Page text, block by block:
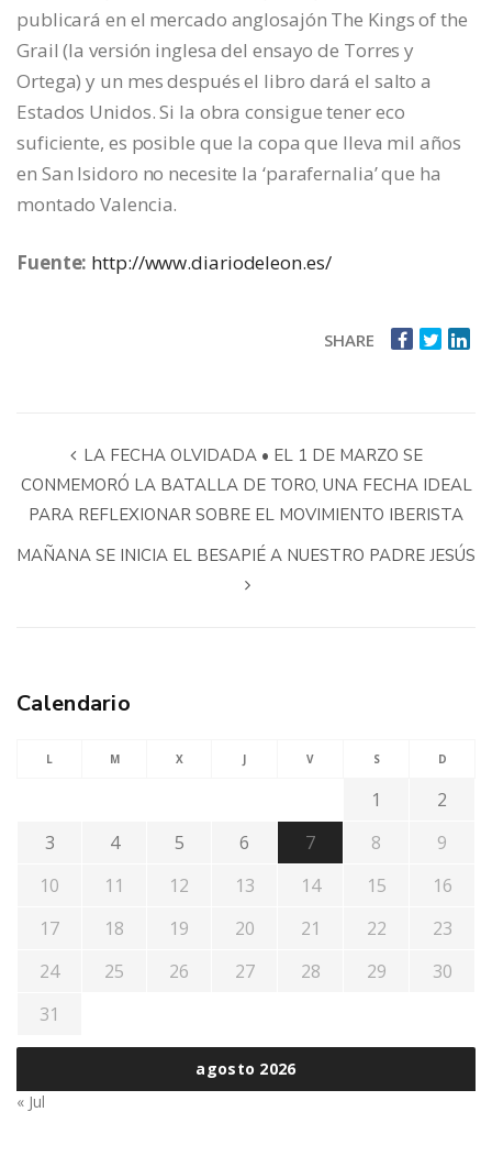
publicará en el mercado anglosajón The Kings of the
Grail (la versión inglesa del ensayo de Torres y
Ortega) y un mes después el libro dará el salto a
Estados Unidos. Si la obra consigue tener eco
suficiente, es posible que la copa que lleva mil años
en San Isidoro no necesite la ‘parafernalia’ que ha
montado Valencia.
Fuente: http://www.diariodeleon.es/
SHARE
LA FECHA OLVIDADA • EL 1 DE MARZO SE
CONMEMORÓ LA BATALLA DE TORO, UNA FECHA IDEAL
PARA REFLEXIONAR SOBRE EL MOVIMIENTO IBERISTA
MAÑANA SE INICIA EL BESAPIÉ A NUESTRO PADRE JESÚS
Calendario
agosto 2026
L M X J V S D
1
2
3
4 5 6 7 8
9
10
11 12 13 14 15
16
17
18 19 20 21 22
23
24
25 26 27 28 29
30
31
« Jul